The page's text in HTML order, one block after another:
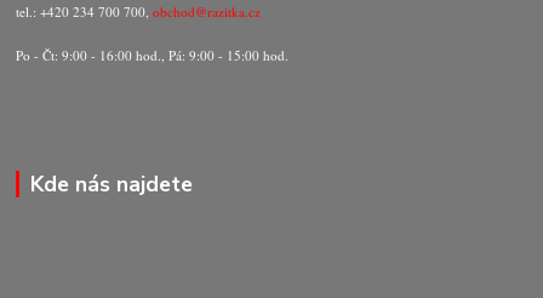
tel.: +420 234 700 700,obchod@razitka.cz
Po - Čt: 9:00 - 16:00 hod., Pá: 9:00 - 15:00 hod.
Kde nás najdete